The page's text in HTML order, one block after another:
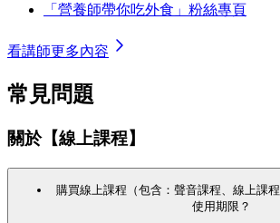
「營養師帶你吃外食」粉絲專頁
看講師更多內容
常見問題
關於【線上課程】
購買線上課程（包含：聲音課程、線上課
使用期限？